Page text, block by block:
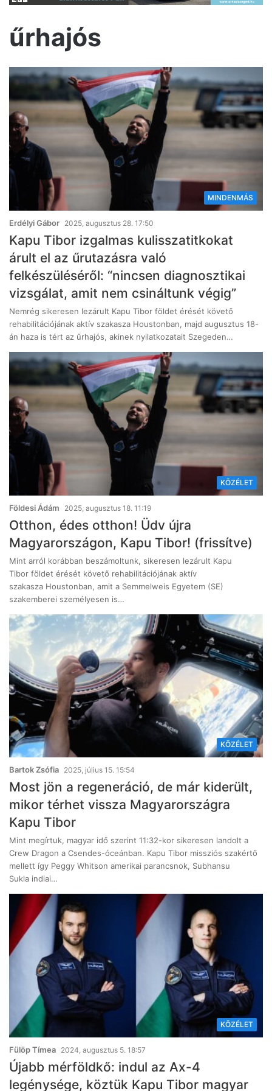
űrhajós
MINDENMÁS
Erdélyi Gábor 2025, augusztus 28. 17:50
Kapu Tibor izgalmas kulisszatitkokat
árult el az űrutazásra való
felkészüléséről: “nincsen diagnosztikai
vizsgálat, amit nem csináltunk végig”
Nemrég sikeresen lezárult Kapu Tibor földet érését követő
rehabilitációjának aktív szakasza Houstonban, majd augusztus 18-
án haza is tért az űrhajós, akinek nyilatkozatait Szegeden…
KÖZÉLET
Földesi Ádám 2025, augusztus 18. 11:19
Otthon, édes otthon! Üdv újra
Magyarországon, Kapu Tibor! (frissítve)
Mint arról korábban beszámoltunk, sikeresen lezárult Kapu
Tibor földet érését követő rehabilitációjának aktív
szakasza Houstonban, amit a Semmelweis Egyetem (SE)
szakemberei személyesen is…
KÖZÉLET
Bartok Zsófia 2025, július 15. 15:54
Most jön a regeneráció, de már kiderült,
mikor térhet vissza Magyarországra
Kapu Tibor
Mint megírtuk, magyar idő szerint 11:32-kor sikeresen landolt a
Crew Dragon a Csendes-óceánban. Kapu Tibor missziós szakértő
mellett így Peggy Whitson amerikai parancsnok, Subhansu
Sukla indiai…
KÖZÉLET
Fülöp Tímea 2024, augusztus 5. 18:57
Újabb mérföldkő: indul az Ax-4
legénysége, köztük Kapu Tibor magyar